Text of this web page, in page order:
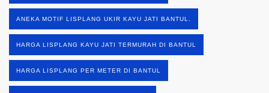
ANEKA MOTIF LISPLANG UKIR KAYU JATI BANTUL.
HARGA LISPLANG KAYU JATI TERMURAH DI BANTUL
HARGA LISPLANG PER METER DI BANTUL